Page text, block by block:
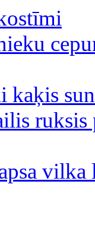
kaķis
ruksis
vilka